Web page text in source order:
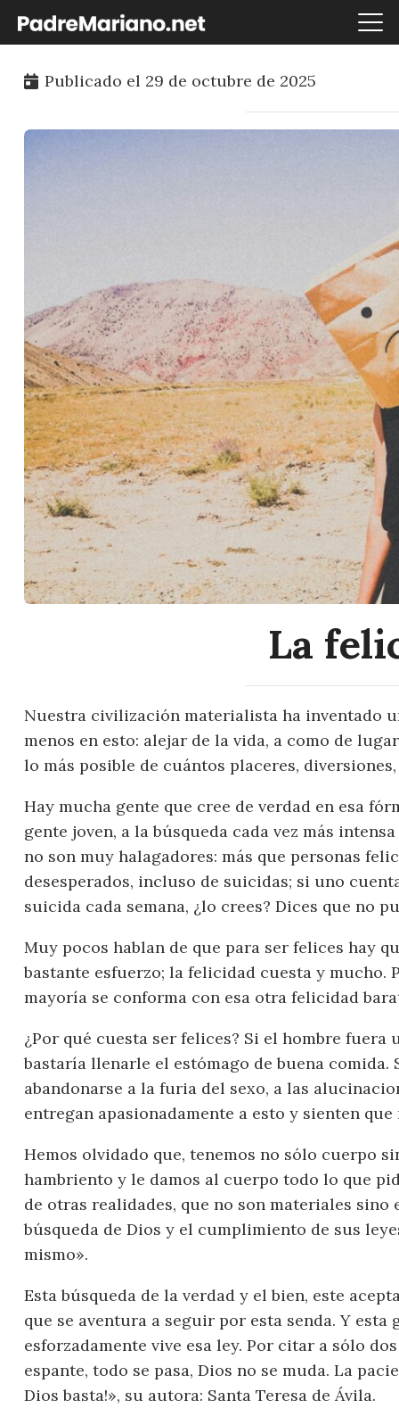
Publicado el 29 de octubre de 2025
La
Nuestra civilización materialista ha inventado
menos en esto: alejar de la vida, a como de
lo más posible de cuántos placeres,
Hay mucha gente que cree de verdad en esa
gente joven, a la búsqueda cada vez más
no son muy halagadores: más que personas
desesperados, incluso de suicidas; si uno
suicida cada semana, ¿lo crees? Dices que no
Muy pocos hablan de que para ser felices hay
bastante esfuerzo; la felicidad cuesta y mucho.
mayoría se conforma con esa otra felicidad
¿Por qué cuesta ser felices? Si el hombre
bastaría llenarle el estómago de buena
abandonarse a la furia del sexo, a las
entregan apasionadamente a esto y sienten
Hemos olvidado que, tenemos no sólo cuerpo
hambriento y le damos al cuerpo todo lo que
de otras realidades, que no son materiales
búsqueda de Dios y el cumplimiento de sus
mismo».
Esta búsqueda de la verdad y el bien, este
que se aventura a seguir por esta senda. Y
esforzadamente vive esa ley. Por citar a sólo
espante, todo se pasa, Dios no se muda. La
Dios basta!», su autora: Santa Teresa de Ávila.